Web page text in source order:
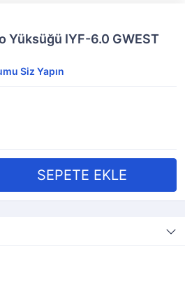
Yüksüğü IYF-6.0 GWEST
Siz Yapın